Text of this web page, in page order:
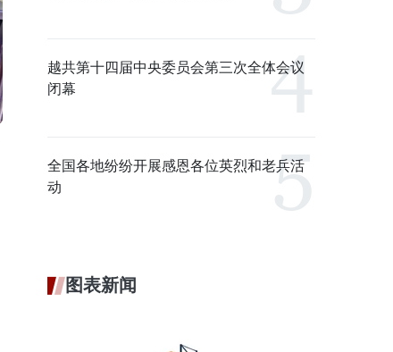
越共第十四届中央委员会第三次全体会议
闭幕
全国各地纷纷开展感恩各位英烈和老兵活
动
图表新闻